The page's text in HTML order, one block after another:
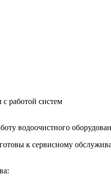
работой систем
водоочистного
к сервисному